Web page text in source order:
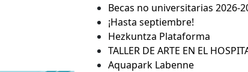
Becas no universitarias 2026-
¡Hasta septiembre!
Hezkuntza Plataforma
TALLER DE ARTE EN EL
Aquapark Labenne